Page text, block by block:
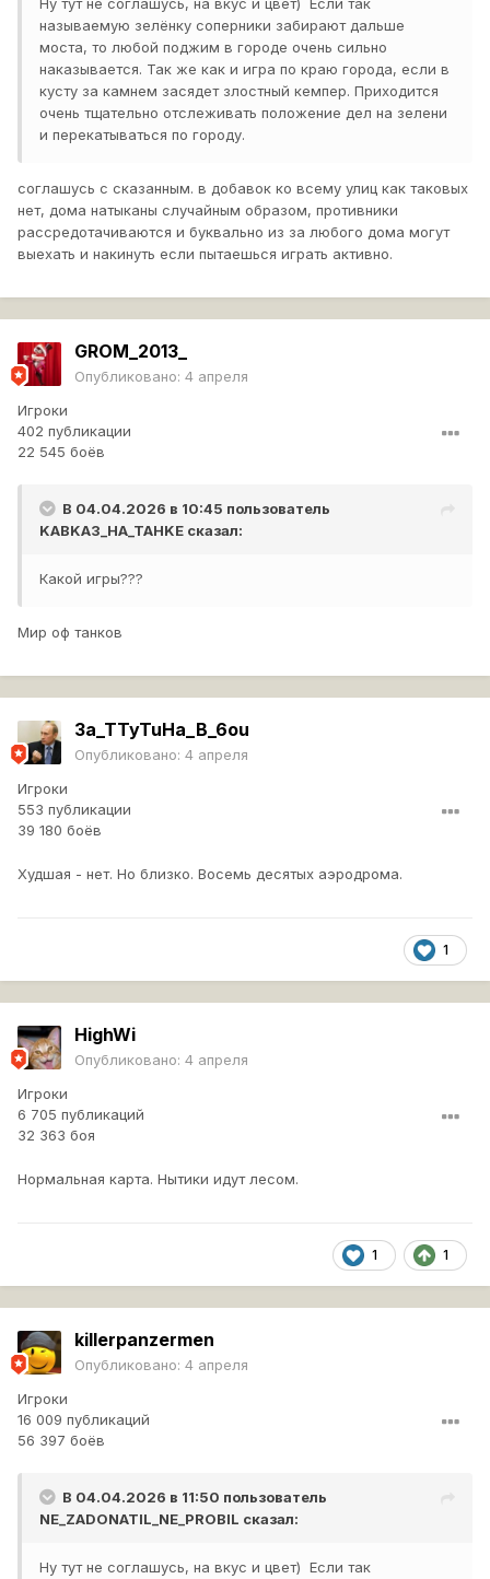
Ну тут не соглашусь, на вкус и цвет) Если так
называемую зелёнку соперники забирают дальше
моста, то любой поджим в городе очень сильно
наказывается. Так же как и игра по краю города, если в
кусту за камнем засядет злостный кемпер. Приходится
очень тщательно отслеживать положение дел на зелени
и перекатываться по городу.
соглашусь с сказанным. в добавок ко всему улиц как таковых
нет, дома натыканы случайным образом, противники
рассредотачиваются и буквально из за любого дома могут
выехать и накинуть если пытаешься играть активно.
GROM_2013_
Опубликовано: 4 апреля
Игроки
402 публикации
22 545 боёв
В 04.04.2026 в 10:45 пользователь
KABKA3_HA_TAHKE сказал:
Какой игры???
Мир оф танков
3a_TTyTuHa_B_6ou
Опубликовано: 4 апреля
Игроки
553 публикации
39 180 боёв
Худшая - нет. Но близко. Восемь десятых аэродрома.
1
HighWi
Опубликовано: 4 апреля
Игроки
6 705 публикаций
32 363 боя
Нормальная карта. Нытики идут лесом.
1 1
killerpanzermen
Опубликовано: 4 апреля
Игроки
16 009 публикаций
56 397 боёв
В 04.04.2026 в 11:50 пользователь
NE_ZADONATIL_NE_PROBIL сказал:
Ну тут не соглашусь, на вкус и цвет) Если так